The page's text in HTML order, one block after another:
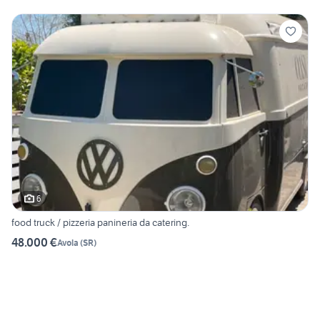
6
food truck / pizzeria panineria da catering.
48.000 €Avola (SR)